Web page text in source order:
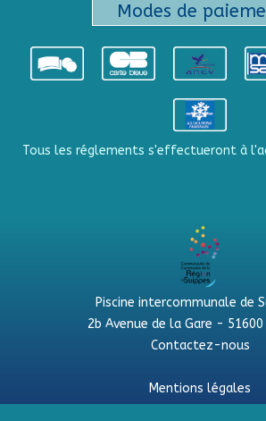
Modes de
Tous les réglements s'effectueront à
Piscine intercommunale de
2b Avenue de la Gare - 51600
Contactez-nous
Mentions légales